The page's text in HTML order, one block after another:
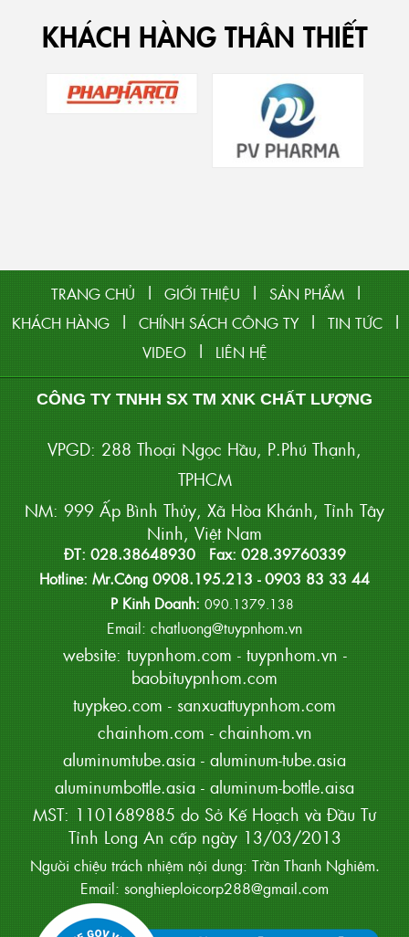
KHÁCH HÀNG THÂN THIẾT
TRANG CHỦ | GIỚI THIỆU | SẢN PHẨM |
KHÁCH HÀNG | CHÍNH SÁCH CÔNG TY | TIN TỨC |
VIDEO | LIÊN HỆ
CÔNG TY TNHH SX TM XNK CHẤT LƯỢNG
VPGD: 288 Thoại Ngọc Hầu, P.Phú Thạnh,
TPHCM
NM: 999 Ấp Bình Thủy, Xã Hòa Khánh, Tỉnh Tây
Ninh, Việt Nam
ĐT: 028.38648930 Fax: 028.39760339
Hotline: Mr.Công 0908.195.213 - 0903 83 33 44
P Kinh Doanh: 090.1379.138
Email: chatluong@tuypnhom.vn
website: tuypnhom.com - tuypnhom.vn -
baobituypnhom.com
tuypkeo.com - sanxuattuypnhom.com
chainhom.com - chainhom.vn
aluminumtube.asia - aluminum-tube.asia
aluminumbottle.asia - aluminum-bottle.aisa
MST: 1101689885 do Sở Kế Hoạch và Đầu Tư
Tỉnh Long An cấp ngày 13/03/2013
Người chiệu trách nhiệm nội dung: Trần Thanh Nghiêm.
Email: songhieploicorp288@gmail.com